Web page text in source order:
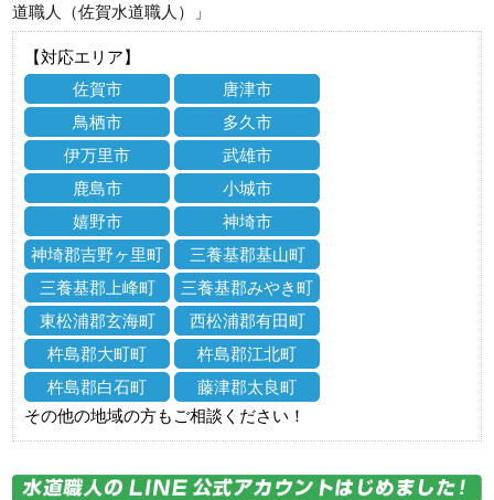
道職人（佐賀水道職人）」
【対応エリア】
佐賀市
唐津市
鳥栖市
多久市
伊万里市
武雄市
鹿島市
小城市
嬉野市
神埼市
神埼郡吉野ヶ里町
三養基郡基山町
三養基郡上峰町
三養基郡みやき町
東松浦郡玄海町
西松浦郡有田町
杵島郡大町町
杵島郡江北町
杵島郡白石町
藤津郡太良町
その他の地域の方もご相談ください！